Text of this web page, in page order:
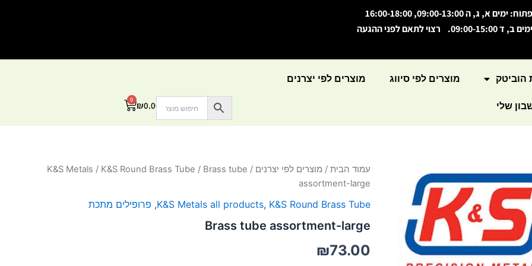
פתוח: ימים א, ג, ה 09:00-13:00, 16:00-18:00
ימים ב, ד 09:00-15:00. רצוי לתאם לפני ההגעה
הוביטק מוצרים לפי סיווג מוצרים לפי יצרנים
שלי ₪0.00
0
עגלת
עמוד הבית / מוצרים לפי יצרנים /
K&S Metals / K&S Round Brass Tube / Brass tube
assortment-large
K&S Metals all products, K&S Round Brass Tube
, פרופילים מתכת
Brass tube assortment-large
₪73.00
כמות
Brass
tube
large